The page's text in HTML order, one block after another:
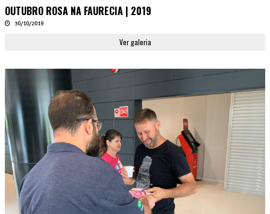
OUTUBRO ROSA NA FAURECIA | 2019
30/10/2019
Ver galeria